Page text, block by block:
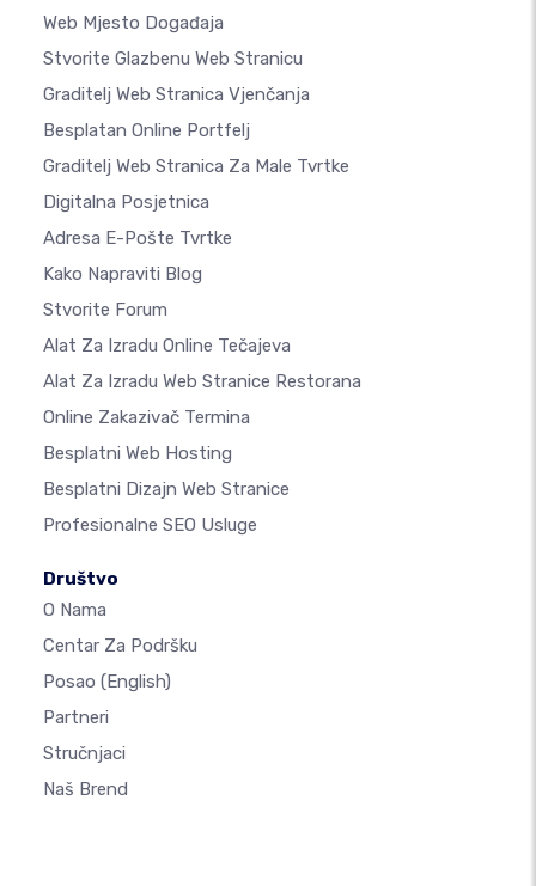
Web Mjesto Događaja
Stvorite Glazbenu Web Stranicu
Graditelj Web Stranica Vjenčanja
Besplatan Online Portfelj
Graditelj Web Stranica Za Male Tvrtke
Digitalna Posjetnica
Adresa E-Pošte Tvrtke
Kako Napraviti Blog
Stvorite Forum
Alat Za Izradu Online Tečajeva
Alat Za Izradu Web Stranice Restorana
Online Zakazivač Termina
Besplatni Web Hosting
Besplatni Dizajn Web Stranice
Profesionalne SEO Usluge
Društvo
O Nama
Centar Za Podršku
Posao (English)
Partneri
Stručnjaci
Naš Brend